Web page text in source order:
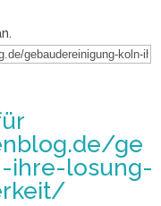
ge
ihre-losung-